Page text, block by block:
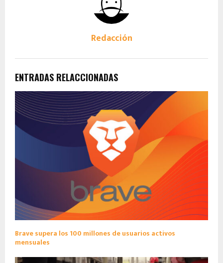
Redacción
ENTRADAS RELACCIONADAS
Brave supera los 100 millones de usuarios activos
mensuales